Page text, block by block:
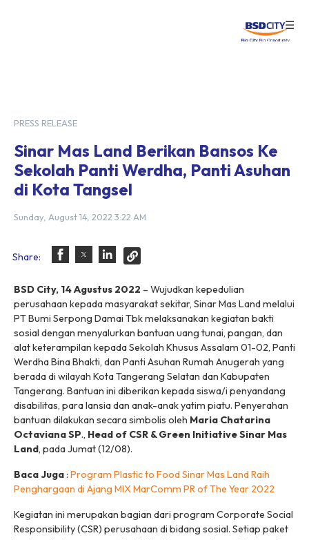
☰
PRESS RELEASE
Sinar Mas Land Berikan Bansos Ke
Sekolah Panti Werdha, Panti Asuhan
di Kota Tangsel
Sunday, August 14, 2022 3:22 AM
Share:
BSD City, 14 Agustus 2022 – Wujudkan kepedulian
perusahaan kepada masyarakat sekitar, Sinar Mas Land melalui
PT Bumi Serpong Damai Tbk melaksanakan kegiatan bakti
sosial dengan menyalurkan bantuan uang tunai, pangan, dan
alat keterampilan kepada Sekolah Khusus Assalam 01-02, Panti
Werdha Bina Bhakti, dan Panti Asuhan Rumah Anugerah yang
berada di wilayah Kota Tangerang Selatan dan Kabupaten
Tangerang. Bantuan ini diberikan kepada siswa/i penyandang
disabilitas, para lansia dan anak-anak yatim piatu. Penyerahan
bantuan dilakukan secara simbolis oleh Maria Chatarina
Octaviana SP., Head of CSR & Green Initiative Sinar Mas
Land, pada Jumat (12/08).
Baca Juga: Program Plastic to Food Sinar Mas Land Raih
Penghargaan di Ajang MIX MarComm PR of The Year 2022
Kegiatan ini merupakan bagian dari program Corporate Social
Responsibility (CSR) perusahaan di bidang sosial. Setiap paket